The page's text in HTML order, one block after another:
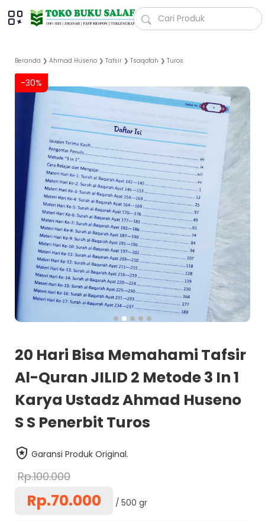
Beranda ❯ Ahmad Huseno ❯ Tafsir ❯ Tsaqofah ❯ Turos
-30%
20 Hari Bisa Memahami Tafsir
Al-Quran JILID 2 Metode 3 In 1
Karya Ustadz Ahmad Huseno
S S Penerbit Turos
Garansi Produk Original.
Rp.100.000
Rp.70.000 500 gr